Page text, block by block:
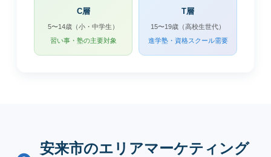
C層
5〜14歳（小・中学生）
習い事・塾の主要対象
T層
15〜19歳（高校生世代）
進学塾・資格スクール需要
安来市のエリアマーケティング